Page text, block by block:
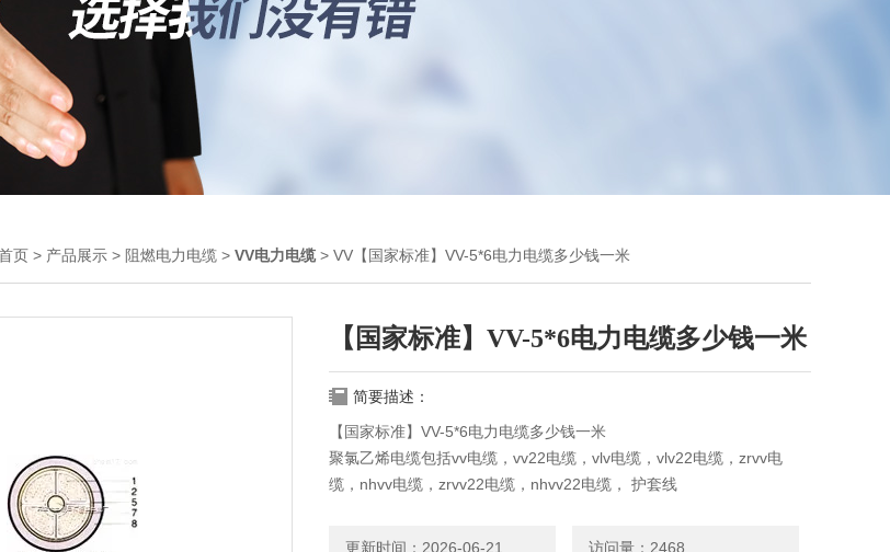
页 > 产品展示 > 阻燃电力电缆 > VV电力电缆> VV【国家标准】VV-5*6电力电缆多少钱一米
【国家标准】VV-5*6电力电缆多少钱一米
简要描述：
【国家标准】VV-5*6电力电缆多少钱一米
聚氯乙烯电缆包括vv电缆，vv22电缆，vlv电缆，vlv22电缆，zrvv电
缆，nhvv电缆，zrvv22电缆，nhvv22电缆， 护套线
更新时间：2026-06-21 访问量：2468